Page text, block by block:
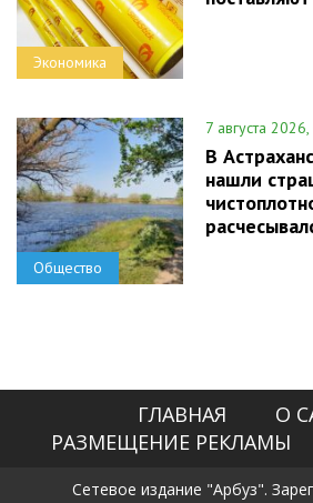
Экономика
Общество
7 августа
В
нашли
ГЛАВНАЯ
О
РАЗМЕЩЕНИЕ РЕКЛАМЫ
Сетевое издание "Арбуз".